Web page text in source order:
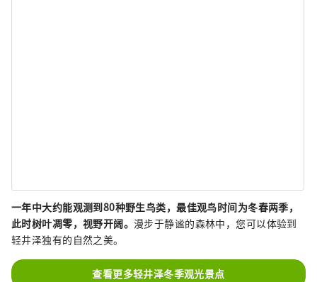
一年中大约能观测到80种野生鸟类，最佳观鸟时间为冬春两季，
此时树叶凋零，视野开阔。漫步于静谧的森林中，您可以体验到
轻井泽独有的自然之美。
查看更多轻井泽冬季观光景点